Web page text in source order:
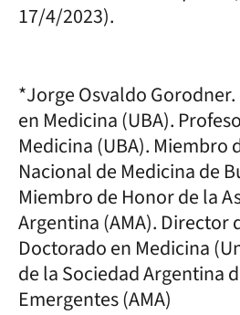
17/4/2023).
*Jorge Osvaldo
en Medicina (UBA).
Medicina (UBA). Miembro
Nacional de Medicina de
Miembro de Honor de la
Argentina (AMA). Director
Doctorado en Medicina
de la Sociedad Argentina
Emergentes (AMA)